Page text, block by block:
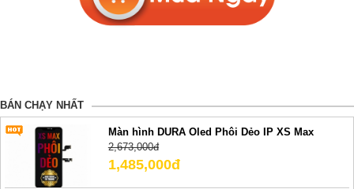
BÁN CHẠY NHẤT
Màn hình DURA Oled Phôi Dẻo IP XS Max
2,673,000đ
1,485,000đ